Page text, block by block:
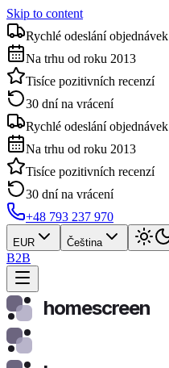
Skip to content
Rychlé odeslání objednávek
Na trhu od roku 2013
Tisíce pozitivních recenzí
30 dní na vrácení
Rychlé odeslání objednávek
Na trhu od roku 2013
Tisíce pozitivních recenzí
30 dní na vrácení
+48 793 237 970
EUR Čeština
B2B
homescreen